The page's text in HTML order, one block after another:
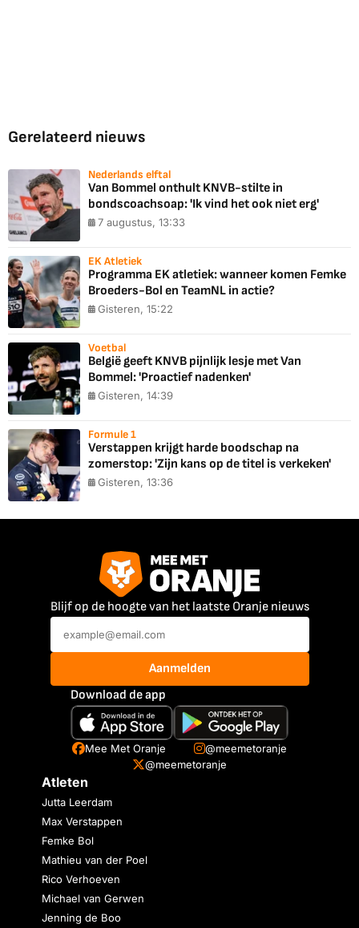
Gerelateerd nieuws
Nederlands elftal
Van Bommel onthult KNVB-stilte in
bondscoachsoap: 'Ik vind het ook niet erg'
7 augustus, 13:33
EK Atletiek
Programma EK atletiek: wanneer komen Femke
Broeders-Bol en TeamNL in actie?
Gisteren, 15:22
Voetbal
België geeft KNVB pijnlijk lesje met Van
Bommel: 'Proactief nadenken'
Gisteren, 14:39
Formule 1
Verstappen krijgt harde boodschap na
zomerstop: 'Zijn kans op de titel is verkeken'
Gisteren, 13:36
Blijf op de hoogte van het laatste Oranje nieuws
Aanmelden
Download de app
Mee Met Oranje
@meemetoranje
@meemetoranje
Atleten
Jutta Leerdam
Max Verstappen
Femke Bol
Mathieu van der Poel
Rico Verhoeven
Michael van Gerwen
Jenning de Boo